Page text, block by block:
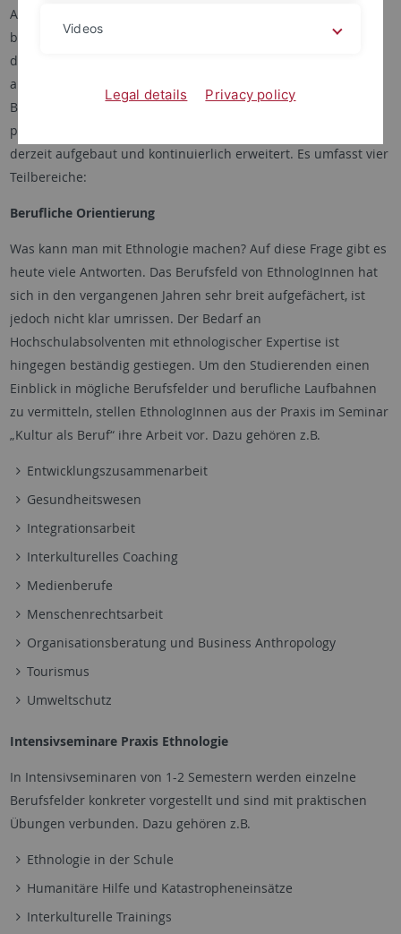
Anwendungsorientierte Ethnologie genannt) ist neben den
beiden regionalen Schwerpunkten Süd- und Zentralasien die
dritte Säule der Tübinger Ethnologie. Sowohl in den Bachelor-
als auch in den Masterstudiengängen sind Angebote zu
Berufsfeldern, anwendungsorientierten Methoden und
praxisbezogener Forschung integriert. Das Angebot wird
derzeit aufgebaut und kontinuierlich erweitert. Es umfasst vier
Teilbereiche:
Berufliche Orientierung
Was kann man mit Ethnologie machen? Auf diese Frage gibt es
heute viele Antworten. Das Berufsfeld von EthnologInnen hat
sich in den vergangenen Jahren sehr breit aufgefächert, ist
jedoch nicht klar umrissen. Der Bedarf an
Hochschulabsolventen mit ethnologischer Expertise ist
hingegen beständig gestiegen. Um den Studierenden einen
Einblick in mögliche Berufsfelder und berufliche Laufbahnen
zu vermitteln, stellen EthnologInnen aus der Praxis im Seminar
„Kultur als Beruf“ ihre Arbeit vor. Dazu gehören z.B.
Entwicklungszusammenarbeit
Gesundheitswesen
Integrationsarbeit
Interkulturelles Coaching
Medienberufe
Menschenrechtsarbeit
Organisationsberatung und Business Anthropology
Tourismus
Umweltschutz
Intensivseminare Praxis Ethnologie
In Intensivseminaren von 1-2 Semestern werden einzelne
Berufsfelder konkreter vorgestellt und sind mit praktischen
Übungen verbunden. Dazu gehören z.B.
Ethnologie in der Schule
Humanitäre Hilfe und Katastropheneinsätze
Interkulturelle Trainings
Videos
Legal details Privacy policy